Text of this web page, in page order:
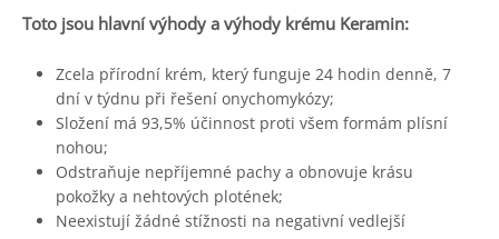
Toto jsou hlavní výhody a výhody krému Keramin:
Zcela přírodní krém, který funguje 24 hodin denně, 7
dní v týdnu při řešení onychomykózy;
Složení má 93,5% účinnost proti všem formám plísní
nohou;
Odstraňuje nepříjemné pachy a obnovuje krásu
pokožky a nehtových plotének;
Neexistují žádné stížnosti na negativní vedlejší